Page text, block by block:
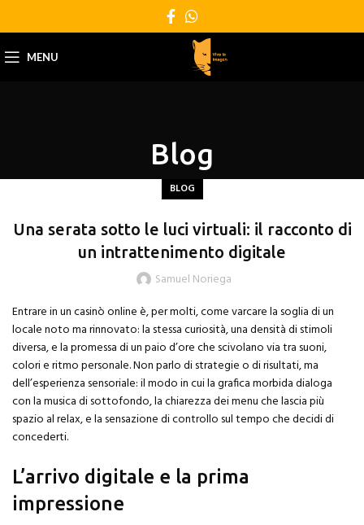
MENU
Blog
BLOG
Una serata sotto le luci virtuali: il racconto di
un intrattenimento digitale
Samuel Noriega
Entrare in un casinò online è, per molti, come varcare la soglia di un
locale noto ma rinnovato: la stessa curiosità, una densità di stimoli
diversa, e la promessa di un paio d’ore che scivolano via tra suoni,
colori e ritmo personale. Non parlo di strategie o di risultati, ma
dell’esperienza sensoriale: il modo in cui la grafica morbida dialoga
con la musica di sottofondo, la chiarezza dei menu che lascia più
spazio al relax, e la sensazione di controllo sul tempo che decidi di
concederti.
L’arrivo digitale e la prima
impressione